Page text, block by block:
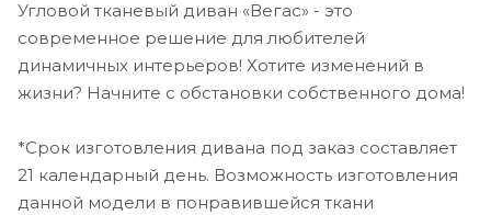
Угловой тканевый диван «Вегас» - это
современное решение для любителей
динамичных интерьеров! Хотите изменений в
жизни? Начните с обстановки собственного дома!
*Срок изготовления дивана под заказ составляет
21 календарный день. Возможность изготовления
данной модели в понравившейся ткани